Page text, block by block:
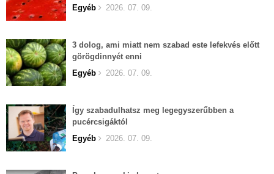
Egyéb
2026. 07. 09.
3 dolog, ami miatt nem szabad este lefekvés előtt
görögdinnyét enni
Egyéb
2026. 07. 09.
Így szabadulhatsz meg legegyszerűbben a
pucércsigáktól
Egyéb
2026. 07. 09.